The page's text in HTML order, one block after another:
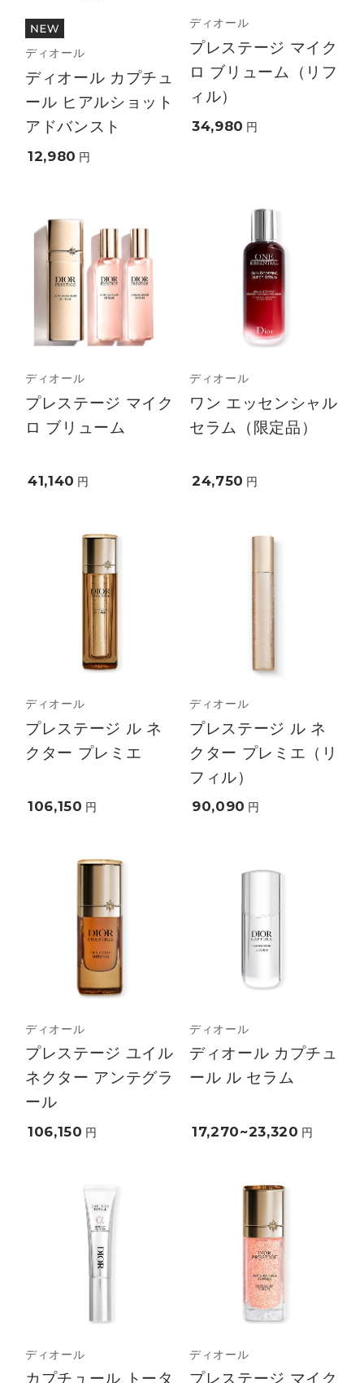
ディオール
ディオール カプチュ
ール ヒアルショット
アドバンスト
12,980 円
ディオール
プレステージ マイク
ロ ブリューム（リフ
ィル）
34,980 円
ディオール
プレステージ マイク
ロ ブリューム
41,140 円
ディオール
ワン エッセンシャル
セラム（限定品）
24,750 円
ディオール
プレステージ ル ネ
クター プレミエ
106,150 円
ディオール
プレステージ ル ネ
クター プレミエ（リ
フィル）
90,090 円
ディオール
プレステージ ユイル
ネクター アンテグラ
ール
106,150 円
ディオール
ディオール カプチュ
ール ル セラム
17,270~23,320 円
ディオール
カプチュール トータ
ディオール
プレステージ マイク